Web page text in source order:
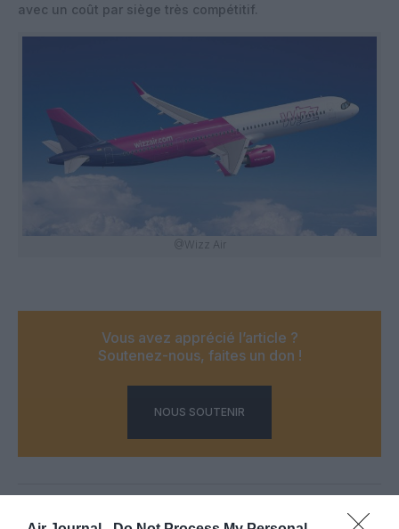
avec un coût par siège très compétitif.
@Wizz Air
Vous avez apprécié l’article ?
Soutenez-nous, faites un don !
NOUS SOUTENIR
PARTAGER L'ARTICLE